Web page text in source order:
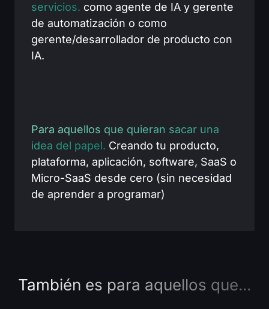
servicios. como agente de IA y gerente
de automatización o como
gerente/desarrollador de producto con
IA.
Para aquellos que quieran sacar una
idea del papel. Creando tu producto,
plataforma, aplicación, software, SaaS o
Micro-SaaS desde cero (sin necesidad
de aprender a programar)
También es para aquellos que...